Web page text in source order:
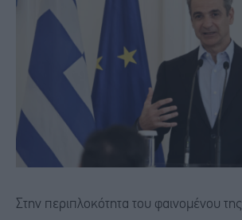
Στην περιπλοκότητα του φαινομένου της